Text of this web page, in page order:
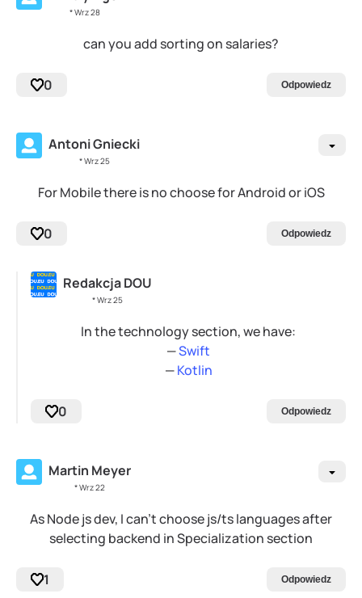
* Wrz 28
can you add sorting on salaries?
0 Odpowiedz
Antoni Gniecki
* Wrz 25
For Mobile there is no choose for Android or iOS
0 Odpowiedz
Redakcja DOU
* Wrz 25
In the technology section, we have:
—Swift
—Kotlin
0 Odpowiedz
Martin Meyer
* Wrz 22
As Node js dev, I can't choose js/ts languages after
selecting backend in Specialization section
1 Odpowiedz